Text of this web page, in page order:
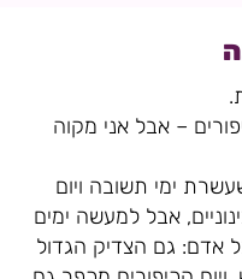
– אבל אני מקוה
ימי תשובה ויום
אבל למעשה ימים
אדם: גם הצדיק הגדול